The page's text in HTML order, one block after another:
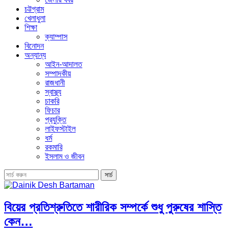
চট্টগ্রাম
খেলাধুলা
শিক্ষা
ক্যাম্পাস
বিনোদন
অন্যান্য
আইন-আদালত
সম্পাদকীয়
রাজধানী
স্বাস্থ্য
চাকরি
ফিচার
প্রযুক্তি
লাইফস্টাইল
ধর্ম
রকমারি
ইসলাম ও জীবন
বিয়ের প্রতিশ্রুতিতে শারীরিক সম্পর্কে শুধু পুরুষের শাস্তি
কেন…